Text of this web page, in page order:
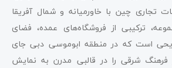
تجاری چین با خاورمیانه و شمال آفریقا
ترکیبی از فروشگاه‌های عمده، فضای
است که در منطقه ابوموسی دبی جای
فرهنگ شرقی را در قالبی مدرن به نمایش